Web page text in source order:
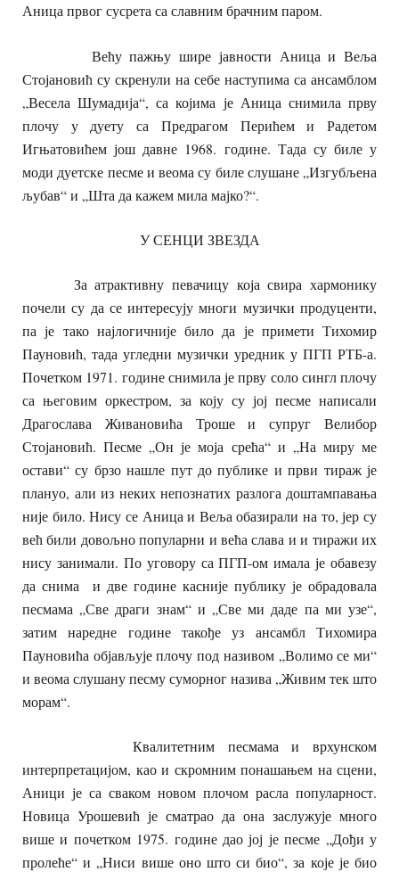
Аница првог сусрета са славним брачним паром.
Већу пажњу шире јавности Аница и Веља
Стојановић су скренули на себе наступима са ансамблом
„Весела Шумадија“, са којима је Аница снимила прву
плочу у дуету са Предрагом Перићем и Радетом
Игњатовићем још давне 1968. године. Тада су биле у
моди дуетске песме и веома су биле слушане „Изгубљена
љубав“ и „Шта да кажем мила мајко?“.
У СЕНЦИ ЗВЕЗДА
За атрактивну певачицу која свира хармонику
почели су да се интересују многи музички продуценти,
па је тако најлогичније било да је примети Тихомир
Пауновић, тада угледни музички уредник у ПГП РТБ-а.
Почетком 1971. године снимила је прву соло сингл плочу
са његовим оркестром, за коју су јој песме написали
Драгослава Живановића Троше и супруг Велибор
Стојановић. Песме „Он је моја срећа“ и „На миру ме
остави“ су брзо нашле пут до публике и први тираж је
плануо, али из неких непознатих разлога доштампавања
није било. Нису се Аница и Веља обазирали на то, јер су
већ били довољно популарни и већа слава и и тиражи их
нису занимали. По уговору са ПГП-ом имала је обавезу
да снима и две године касније публику је обрадовала
песмама „Све драги знам“ и „Све ми даде па ми узе“,
затим наредне године такође уз ансамбл Тихомира
Пауновића објављује плочу под називом „Волимо се ми“
и веома слушану песму суморног назива „Живим тек што
морам“.
Квалитетним песмама и врхунском
интерпретацијом, као и скромним понашањем на сцени,
Аници је са сваком новом плочом расла популарност.
Новица Урошевић је сматрао да она заслужује много
више и почетком 1975. године дао јој је песме „Дођи у
пролеће“ и „Ниси више оно што си био“, за које је био